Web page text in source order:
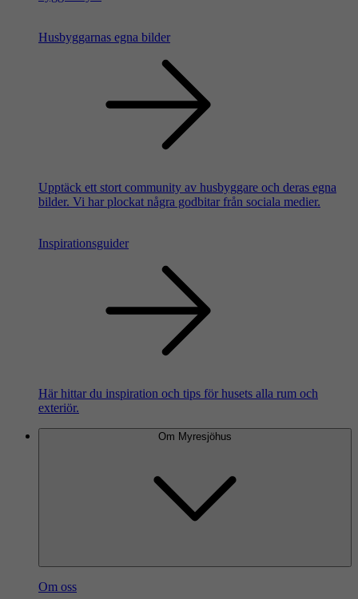
Husbyggarnas egna bilder
Upptäck ett stort community av husbyggare och deras egna
bilder. Vi har plockat några godbitar från sociala medier.
Inspirationsguider
Här hittar du inspiration och tips för husets alla rum och
exteriör.
Om Myresjöhus
Om oss